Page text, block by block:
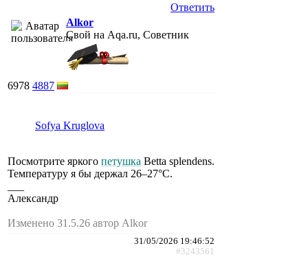
Ответить
Alkor
Свой на Aqa.ru, Советник
6978 4887
Sofya Kruglova
Посмотрите яркого петушка Betta splendens.
Температуру я бы держал 26–27°C.
Александр
Изменено 31.5.26 автор Alkor
31/05/2026 19:46:52
#3243561